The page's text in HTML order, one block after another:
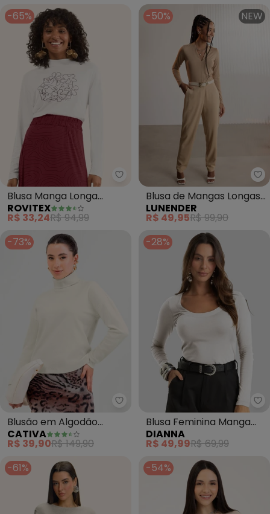
-65%
Rovitex - Blusa Manga Longa
Blusa Manga Longa
Estampada (Bege)
ROVITEX
R$ 33,24R$ 94,99
-50% NEW
Blusa de Mangas Longas
com Decote em V
(Bege)
LUNENDER
R$ 49,95R$ 99,90
-73%
Cativa - Blusão em Algodão
Blusão em Algodão
(Bege)
CATIVA
R$ 39,90R$ 149,90
-28%
Blusa Feminina Manga
Longa em Cotton Leve
(Bege)
DIANNA
R$ 49,99R$ 69,99
-61%
-54%